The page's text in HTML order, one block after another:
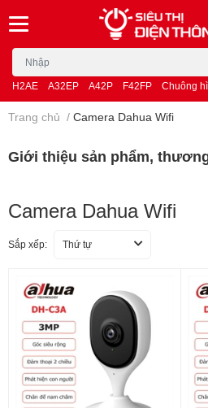
H2AE A32EP A42P F42FP Chuông
Trang chủ / Camera Dahua Wifi
Giới thiệu sản phẩm,
Camera Dahua Wifi
Sắp xếp: Thứ tự